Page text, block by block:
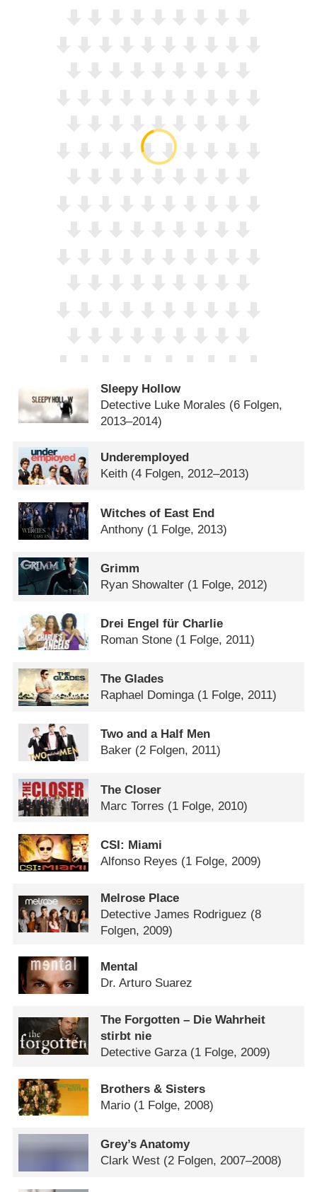
Sleepy Hollow
Detective Luke Morales (6 Folgen,
2013–2014)
Underemployed
Keith (4 Folgen, 2012–2013)
Witches of East End
Anthony (1 Folge, 2013)
Grimm
Ryan Showalter (1 Folge, 2012)
Drei Engel für Charlie
Roman Stone (1 Folge, 2011)
The Glades
Raphael Dominga (1 Folge, 2011)
Two and a Half Men
Baker (2 Folgen, 2011)
The Closer
Marc Torres (1 Folge, 2010)
CSI: Miami
Alfonso Reyes (1 Folge, 2009)
Melrose Place
Detective James Rodriguez (8
Folgen, 2009)
Mental
Dr. Arturo Suarez
The Forgotten – Die Wahrheit
stirbt nie
Detective Garza (1 Folge, 2009)
Brothers & Sisters
Mario (1 Folge, 2008)
Grey’s Anatomy
Clark West (2 Folgen, 2007–2008)